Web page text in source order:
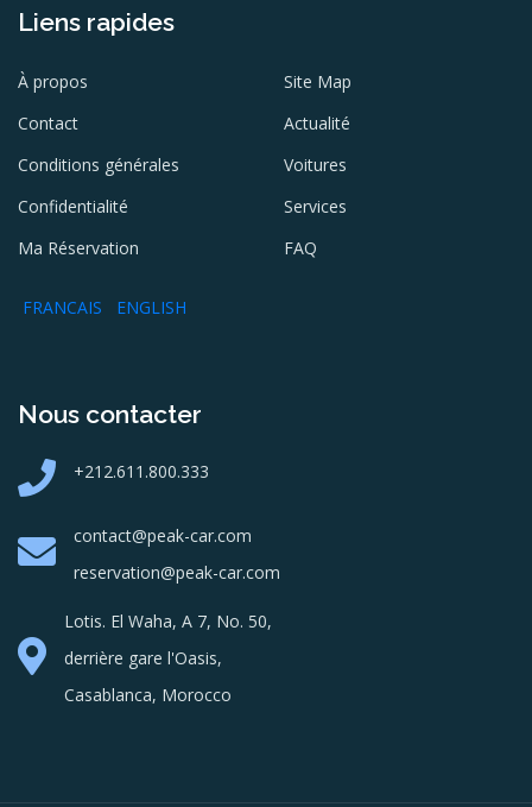
Liens rapides
À propos
Contact
Conditions générales
Confidentialité
Ma Réservation
FRANCAIS ENGLISH
Site Map
Actualité
Voitures
Services
FAQ
Nous contacter
+212.611.800.333
contact@peak-car.com
reservation@peak-car.com
Lotis. El Waha, A 7, No. 50,
derrière gare l'Oasis,
Casablanca, Morocco